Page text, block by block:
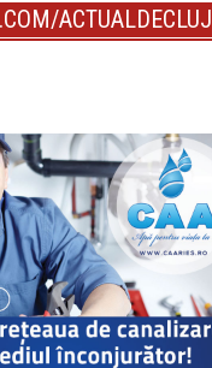
ACTUALDECLUJ